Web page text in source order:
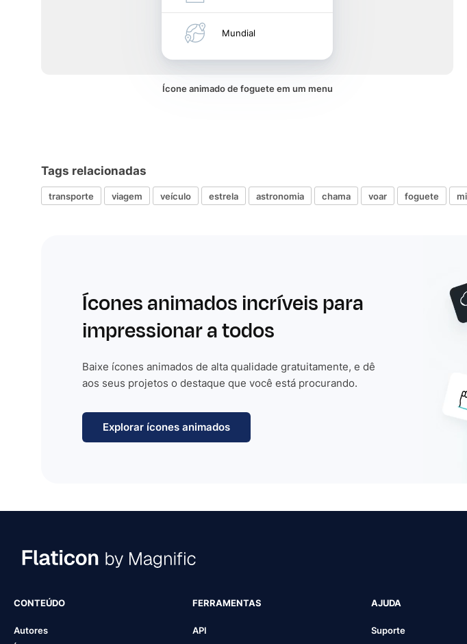
Mundial
Ícone animado de foguete em um menu
Tags relacionadas
transporte viagem veículo estrela astronomia chama voar foguete
Ícones animados incríveis para
impressionar a todos
Baixe ícones animados de alta qualidade gratuitamente, e dê
aos seus projetos o destaque que você está procurando.
Explorar ícones animados
CONTEÚDO
Autores
FERRAMENTAS
API
AJUDA
Suporte